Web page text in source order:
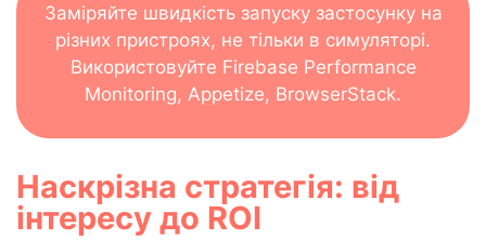
Заміряйте швидкість запуску застосунку на
різних пристроях, не тільки в симуляторі.
Використовуйте Firebase Performance
Monitoring, Appetize, BrowserStack.
Наскрізна стратегія: від
інтересу до ROI